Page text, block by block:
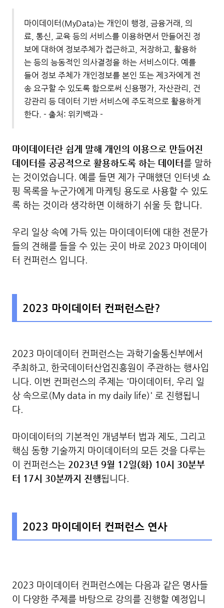
마이데이터(MyData)는 개인이 행정, 금융거래, 의
료, 통신, 교육 등의 서비스를 이용하면서 만들어진 정
보에 대하여 정보주체가 접근하고, 저장하고, 활용하
는 등의 능동적인 의사결정을 하는 서비스이다. 예를
들어 정보 주체가 개인정보를 본인 또는 제3자에게 전
송 요구할 수 있도록 함으로써 신용평가, 자산관리, 건
강관리 등 데이터 기반 서비스에 주도적으로 활용하게
한다. - 출처: 위키백과 -
마이데이터란 쉽게 말해 개인의 이용으로 만들어진
데이터를 공공적으로 활용하도록 하는 데이터 를 말하
는 것이었습니다. 예를 들면 제가 구매했던 인터넷 쇼
핑 목록을 누군가에게 마케팅 용도로 사용할 수 있도
록 하는 것이라 생각하면 이해하기 쉬울 듯 합니다.
우리 일상 속에 가득 있는 마이데이터에 대한 전문가
들의 견해를 들을 수 있는 곳이 바로 2023 마이데이
터 컨퍼런스 입니다.
2023 마이데이터 컨퍼런스란?
2023 마이데이터 컨퍼런스는 과학기술통신부에서
주최하고, 한국데이터산업진흥원이 주관하는 행사입
니다. 이번 컨퍼런스의 주제는 '마이데이터, 우리 일
상 속으로(My data in my daily life)' 로 진행됩니
다.
마이데이터의 기본적인 개념부터 법과 제도, 그리고
핵심 동향 기술까지 마이데이터의 모든 것을 다루는
이 컨퍼런스는 2023년 9월 12일(화) 10시 30분부
터 17시 30분까지 진행됩니다.
2023 마이데이터 컨퍼런스 연사
2023 마이데이터 컨퍼런스에는 다음과 같은 명사들
이 다양한 주제를 바탕으로 강의를 진행할 예정입니